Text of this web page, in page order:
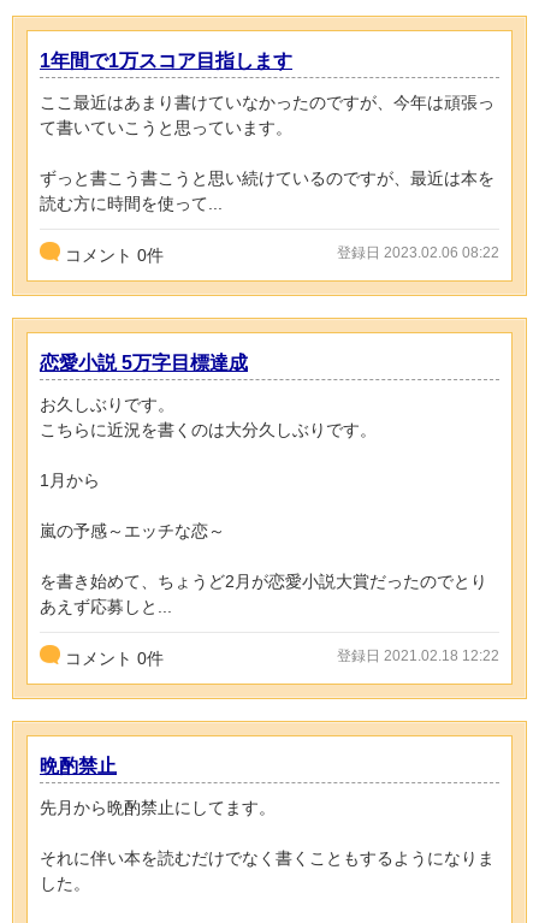
1年間で1万スコア目指します
ここ最近はあまり書けていなかったのですが、今年は頑張っ
て書いていこうと思っています。
ずっと書こう書こうと思い続けているのですが、最近は本を
読む方に時間を使って...
コメント 0件 登録日 2023.02.06 08:22
恋愛小説 5万字目標達成
お久しぶりです。
こちらに近況を書くのは大分久しぶりです。
1月から
嵐の予感～エッチな恋～
を書き始めて、ちょうど2月が恋愛小説大賞だったのでとり
あえず応募しと...
コメント 0件 登録日 2021.02.18 12:22
晩酌禁止
先月から晩酌禁止にしてます。
それに伴い本を読むだけでなく書くこともするようになりま
した。